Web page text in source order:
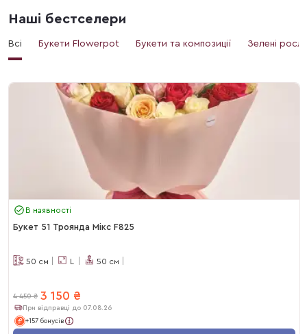
Наші бестселери
Всі Букети Flowerpot Букети та композиції Зелені
В наявності
Букет 51 Троянда Мікс F825
50 см L 50 см
4 450 ₴ 3 150 ₴
При відправці до 07.08.26
+157 бонусів